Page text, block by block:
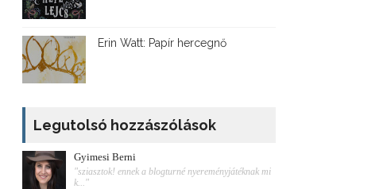
Erin Watt: Papír hercegnő
Legutolsó hozzászólások
Gyimesi Berni
"sziasztok! ennek a blogturné nyereményjátéknak mi
k..."